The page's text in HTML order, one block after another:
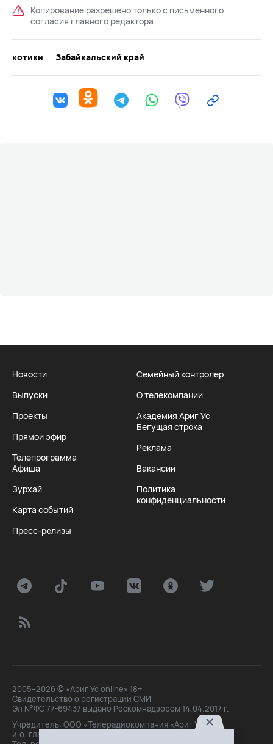
Копирование разрешено только с письменного
согласия главного редактора
котики Забайкальский край
Новости
Выпуски
Проекты
Прямой эфир
Телепрограмма
Афиша
Зурхай
Карта событий
Пресс-релизы
Семейный контролер
О телекомпании
Академия Ариг Ус
Бегущая строка
Реклама
Вакансии
Политика
конфиденциальности
2005–2026 © «Ариг Ус online» 18+
Свидетельство о регистрации СМИ
Эл №ФС 77-69437 выдано Роскомнадзором 14.04.2017 г.
Учредитель: ООО «Телерадиокомпания «Ариг Ус»,
и.о. главного редактора: Маханова О.Б.